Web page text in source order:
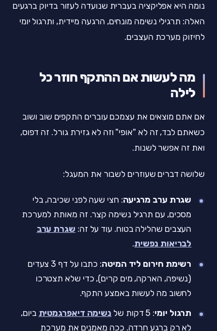
נומה היא אפליקציה בעברית שנועדה לעזור בדיוק ברגעים
האלה: תרגילי נשימה מונחים, הרגעה מיידית, ותרגול יומי
לחיזוק מערכת העצבים.
מה לעשות אם ההתקף חוזר כל
לילה
אם אתם מוצאים את עצמכם עוברים התקפים שוב ושוב
כשאתם לבד, זה לא "אופי" וזה לא גזירת גורל. זה דפוס,
ואת זה אפשר לשנות.
שלושה דברים שעוזרים לשבור את המעגל:
שגרת ערב מרגיעה: חצי שעה לפני שכיבה, בלי
מסכים, עם תרגיל נשימה קצר. זה מאותת למערכת
העצבים שהלילה בטוח. עוד על זה: שגרת ערב
לבריאות נפשית.
רשימת חירום ליד המיטה
: כתבו על דף 3 צעדים
(נשיפה, הארקה, מים קרים), כדי שלא תצטרכו
לחשוב מה לעשות באמצע התקף.
תרגול יומי: 5 דקות של נשימה דיאפרגמטית ביום,
לא רק ברגע חרדה. ככה מאמנים את מערכת